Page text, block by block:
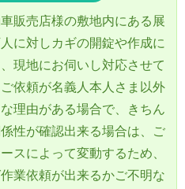
販売店様の敷地内にある展
に対しカギの開錠や作成に
現地にお伺いし対応させて
依頼が名義人本人さま以外
理由がある場合で、きちん
性が確認出来る場合は、ご
スによって変動するため、
業依頼が出来るかご不明な